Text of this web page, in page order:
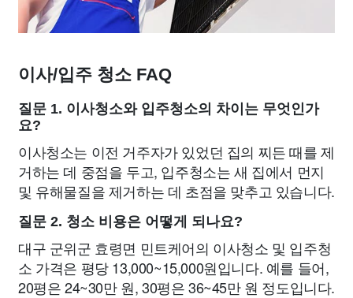
이사/입주 청소 FAQ
질문 1. 이사청소와 입주청소의 차이는 무엇인가
요?
이사청소는 이전 거주자가 있었던 집의 찌든 때를 제
거하는 데 중점을 두고, 입주청소는 새 집에서 먼지
및 유해물질을 제거하는 데 초점을 맞추고 있습니다.
질문 2. 청소 비용은 어떻게 되나요?
대구 군위군 효령면 민트케어의 이사청소 및 입주청
소 가격은 평당 13,000~15,000원입니다. 예를 들어,
20평은 24~30만 원, 30평은 36~45만 원 정도입니다.